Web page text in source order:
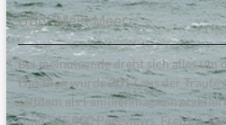
Über Mein:Meer
Bei meinmeer.de dreht sich alles um
Das Blog wurde 2017 aus der Traufe
seitdem als Familienmagazin
rund 545.000 Pageviews. Freizeit,